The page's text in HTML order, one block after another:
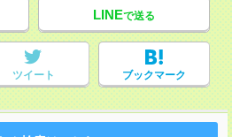
LINEで送る
ツイート ブックマーク